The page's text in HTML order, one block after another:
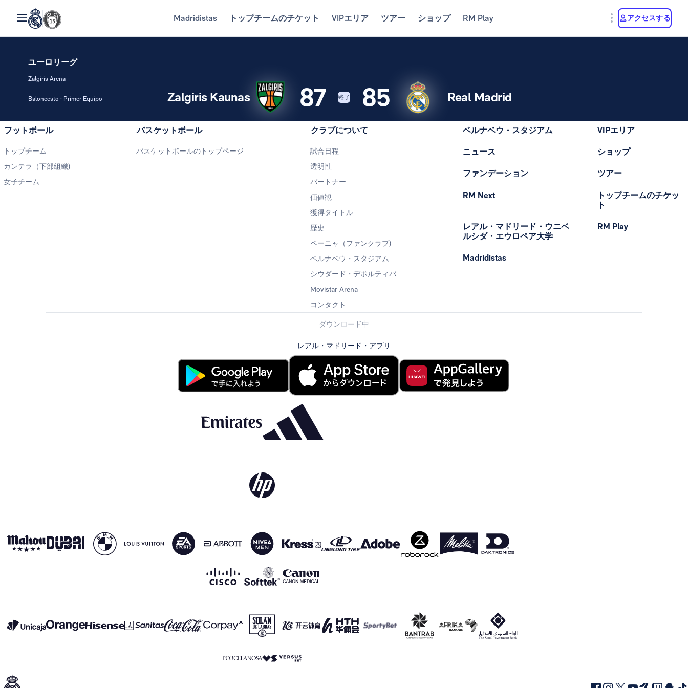
Madridistas トップチームのチケット VIPエリア ツアー ショップ RM Play アクセスする
ユーロリーグ
Zalgiris Arena
Baloncesto · Primer Equipo 87 85
Zalgiris Kaunas 終了 Real Madrid
フットボール
トップチーム
カンテラ（下部組織)
女子チーム
バスケットボール
バスケットボールのトップページ
クラブについて
試合日程
透明性
パートナー
価値観
獲得タイトル
歴史
ペーニャ（ファンクラブ)
ベルナベウ・スタジアム
シウダード・デポルティバ
Movistar Arena
コンタクト
ベルナベウ・スタジアム
ニュース
ファンデーション
RM Next
レアル・マドリード・ウニベ
ルシダ・エウロペア大学
Madridistas
VIPエリア
ショップ
ツアー
トップチームのチケッ
ト
RM Play
ダウンロード中
レアル・マドリード・アプリ